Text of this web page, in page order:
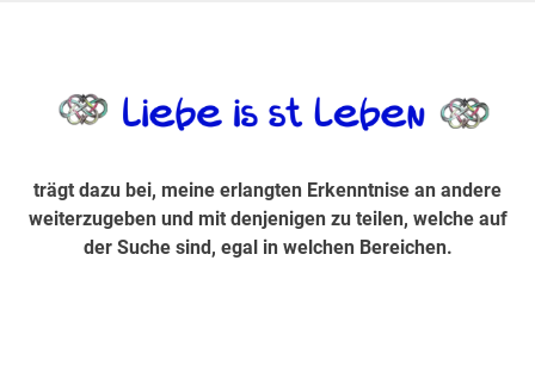
Suche sind, egal in welchen Bereichen.
trägt dazu bei, meine erlangten Erkenntnise an andere
weiterzugeben und mit denjenigen zu teilen, welche auf
der Suche sind, egal in welchen Bereichen.